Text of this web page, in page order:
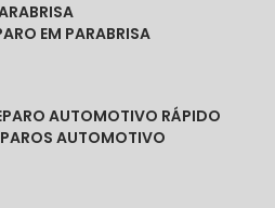
EM PARABRISA
AUTOMOTIVO RÁPIDO
AUTOMOTIVO